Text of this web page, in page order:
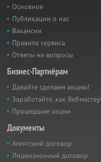
Основное
Публикации о нас
Вакансии
Правила сервиса
Ответы на вопросы
Бизнес-Партнёрам
Давайте сделаем акцию!
Заработайте, как Вебмастер
Прошедшие акции
Документы
Агентский договор
Лицензионный договор